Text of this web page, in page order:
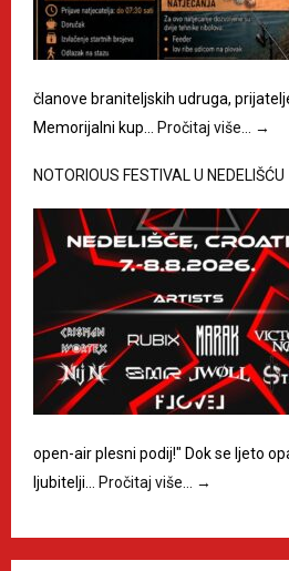
članove braniteljskih udruga,
Memorijalni kup…
Pročitaj više… →
NOTORIOUS FESTIVAL U NEDELIŠĆU
open-air plesni podij!" Dok se ljeto
ljubitelji…
Pročitaj više… →